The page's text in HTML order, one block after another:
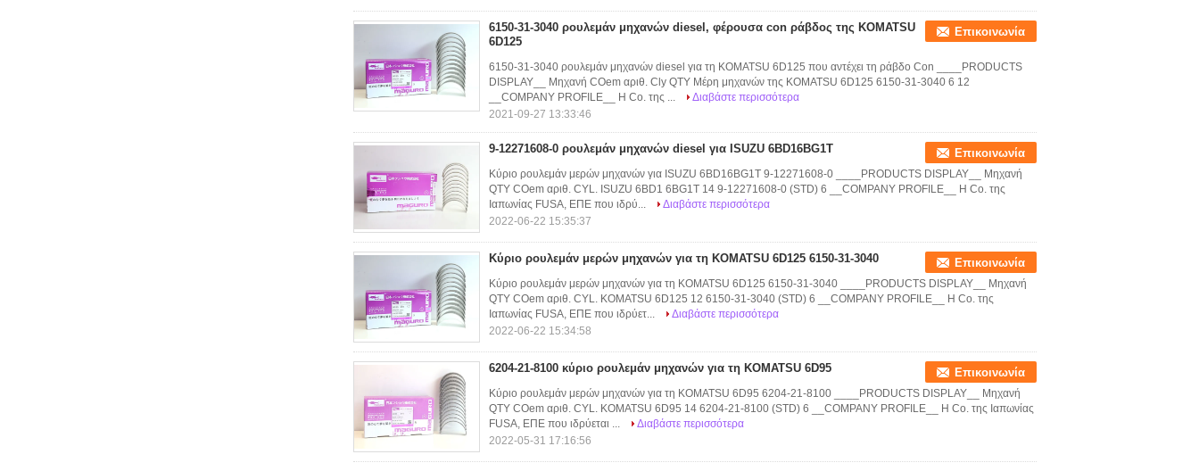
6150-31-3040 ρουλεμάν μηχανών diesel, φέρουσα con ράβδος της KOMATSU
6D125
Επικοινωνία
6150-31-3040 ρουλεμάν μηχανών diesel για τη KOMATSU 6D125 που αντέχει τη ράβδο Con ____PRODUCTS
DISPLAY__ Μηχανή COem αριθ. Cly QTY Μέρη μηχανών της KOMATSU 6D125 6150-31-3040 6 12
__COMPANY PROFILE__ Η Co. της ...
Διαβάστε περισσότερα
2021-09-27 13:33:46
9-12271608-0 ρουλεμάν μηχανών diesel για ISUZU 6BD16BG1T Επικοινωνία
Κύριο ρουλεμάν μερών μηχανών για ISUZU 6BD16BG1T 9-12271608-0 ____PRODUCTS DISPLAY__ Μηχανή
QTY COem αριθ. CYL. ISUZU 6BD1 6BG1T 14 9-12271608-0 (STD) 6 __COMPANY PROFILE__ Η Co. της
Ιαπωνίας FUSA, ΕΠΕ που ιδρύ...
Διαβάστε περισσότερα
2022-06-22 15:35:37
Κύριο ρουλεμάν μερών μηχανών για τη KOMATSU 6D125 6150-31-3040 Επικοινωνία
Κύριο ρουλεμάν μερών μηχανών για τη KOMATSU 6D125 6150-31-3040 ____PRODUCTS DISPLAY__ Μηχανή
QTY COem αριθ. CYL. KOMATSU 6D125 12 6150-31-3040 (STD) 6 __COMPANY PROFILE__ Η Co. της
Ιαπωνίας FUSA, ΕΠΕ που ιδρύετ...
Διαβάστε περισσότερα
2022-06-22 15:34:58
6204-21-8100 κύριο ρουλεμάν μηχανών για τη KOMATSU 6D95 Επικοινωνία
Κύριο ρουλεμάν μερών μηχανών για τη KOMATSU 6D95 6204-21-8100 ____PRODUCTS DISPLAY__ Μηχανή
QTY COem αριθ. CYL. KOMATSU 6D95 14 6204-21-8100 (STD) 6 __COMPANY PROFILE__ Η Co. της Ιαπωνίας
FUSA, ΕΠΕ που ιδρύεται ...
Διαβάστε περισσότερα
2022-05-31 17:16:56